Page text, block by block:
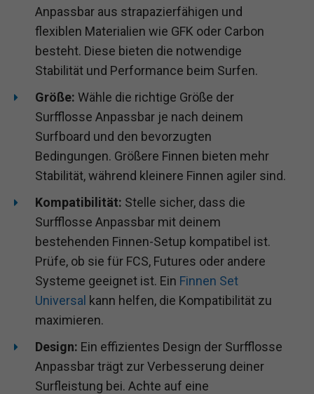
Anpassbar aus strapazierfähigen und
flexiblen Materialien wie GFK oder Carbon
besteht. Diese bieten die notwendige
Stabilität und Performance beim Surfen.
Größe: Wähle die richtige Größe der
Surfflosse Anpassbar je nach deinem
Surfboard und den bevorzugten
Bedingungen. Größere Finnen bieten mehr
Stabilität, während kleinere Finnen agiler sind.
Kompatibilität: Stelle sicher, dass die
Surfflosse Anpassbar mit deinem
bestehenden Finnen-Setup kompatibel ist.
Prüfe, ob sie für FCS, Futures oder andere
Systeme geeignet ist. Ein Finnen Set
Universal kann helfen, die Kompatibilität zu
maximieren.
Design: Ein effizientes Design der Surfflosse
Anpassbar trägt zur Verbesserung deiner
Surfleistung bei. Achte auf eine